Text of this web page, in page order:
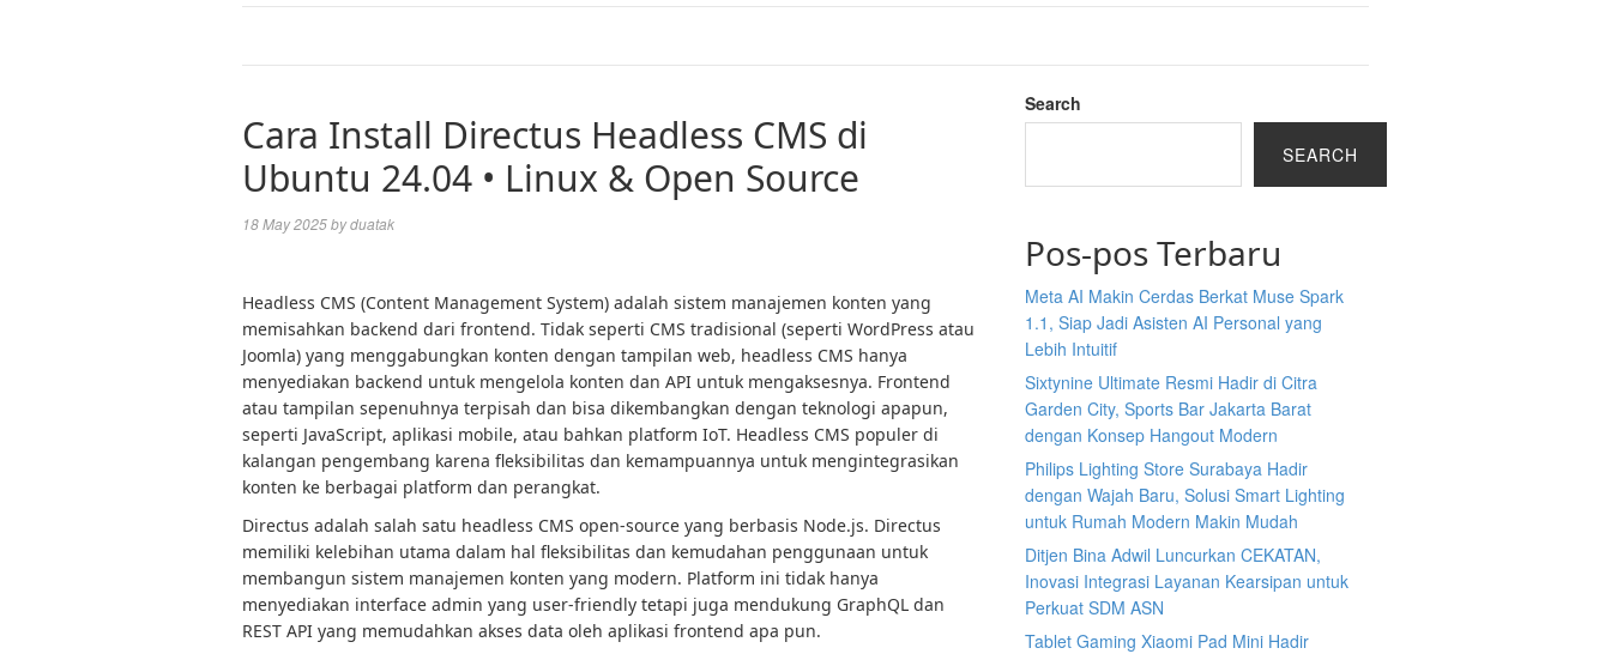
Cara Install Directus Headless CMS di
Ubuntu 24.04 • Linux & Open Source
18 May 2025byduatak
Headless CMS (Content Management System) adalah sistem manajemen konten yang
memisahkan backend dari frontend. Tidak seperti CMS tradisional (seperti WordPress atau
Joomla) yang menggabungkan konten dengan tampilan web, headless CMS hanya
menyediakan backend untuk mengelola konten dan API untuk mengaksesnya. Frontend
atau tampilan sepenuhnya terpisah dan bisa dikembangkan dengan teknologi apapun,
seperti JavaScript, aplikasi mobile, atau bahkan platform IoT. Headless CMS populer di
kalangan pengembang karena fleksibilitas dan kemampuannya untuk mengintegrasikan
konten ke berbagai platform dan perangkat.
Directus adalah salah satu headless CMS open-source yang berbasis Node.js. Directus
memiliki kelebihan utama dalam hal fleksibilitas dan kemudahan penggunaan untuk
membangun sistem manajemen konten yang modern. Platform ini tidak hanya
menyediakan interface admin yang user-friendly tetapi juga mendukung GraphQL dan
REST API yang memudahkan akses data oleh aplikasi frontend apa pun.
Search
SEARCH
Pos-pos Terbaru
Meta AI Makin Cerdas Berkat Muse Spark
1.1, Siap Jadi Asisten AI Personal yang
Lebih Intuitif
Sixtynine Ultimate Resmi Hadir di Citra
Garden City, Sports Bar Jakarta Barat
dengan Konsep Hangout Modern
Philips Lighting Store Surabaya Hadir
dengan Wajah Baru, Solusi Smart Lighting
untuk Rumah Modern Makin Mudah
Ditjen Bina Adwil Luncurkan CEKATAN,
Inovasi Integrasi Layanan Kearsipan untuk
Perkuat SDM ASN
Tablet Gaming Xiaomi Pad Mini Hadir